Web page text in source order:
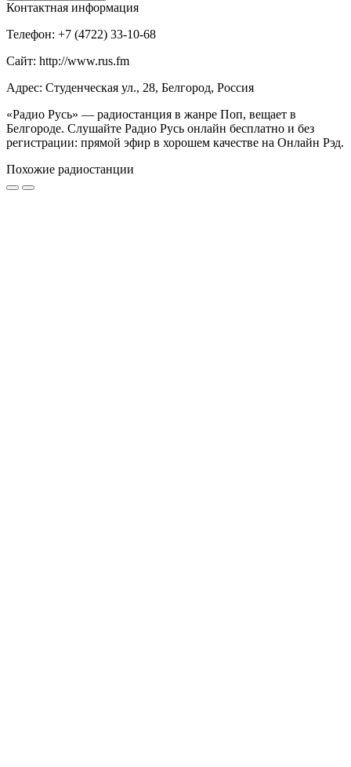
Контактная информация
Телефон: +7 (4722) 33-10-68
Сайт: http://www.rus.fm
Адрес: Студенческая ул., 28, Белгород, Россия
«Радио Русь» — радиостанция в жанре Поп, вещает в
Белгороде. Слушайте Радио Русь онлайн бесплатно и без
регистрации: прямой эфир в хорошем качестве на Онлайн Рэд.
Похожие радиостанции